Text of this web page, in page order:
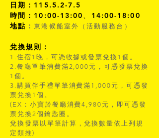
日期： 115.5.2-7.5
時間： 10:00-13:00、14:00-18:00
地點 ：東港候船室外（活動服務台）
兌換規則：
1.住宿1晚，可憑收據或發票兌換1個。
2.餐廳單筆消費滿2,000元，可憑發票兌換
1個。
3.購買伴手禮單筆消費滿1,000元，可憑發
票兌換1個。
(EX：小寶於餐廳消費4,980元，即可憑發
票兌換2個鑰匙圈。
兌換發票以單筆計算，兌換數量依上列規
定類推)